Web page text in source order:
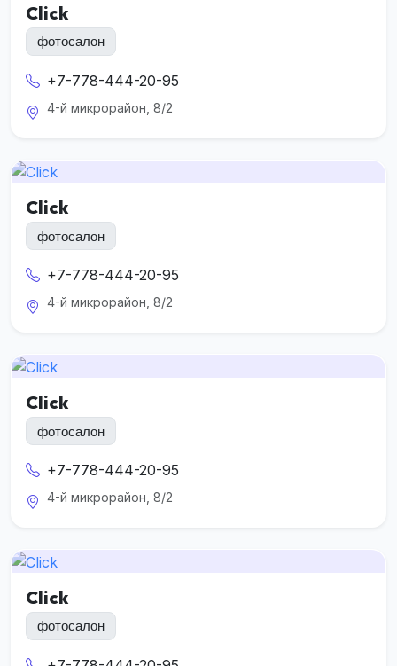
Click
фотосалон
+7-778-444-20-95
4-й микрорайон, 8/2
Click
фотосалон
+7-778-444-20-95
4-й микрорайон, 8/2
Click
фотосалон
+7-778-444-20-95
4-й микрорайон, 8/2
Click
фотосалон